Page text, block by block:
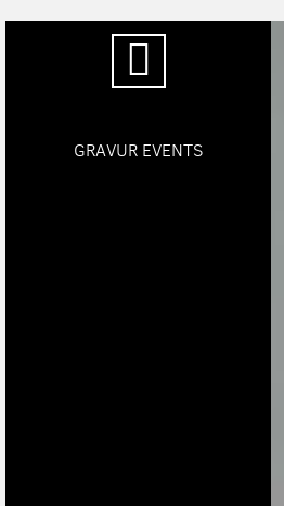
GRAVUR EVENTS